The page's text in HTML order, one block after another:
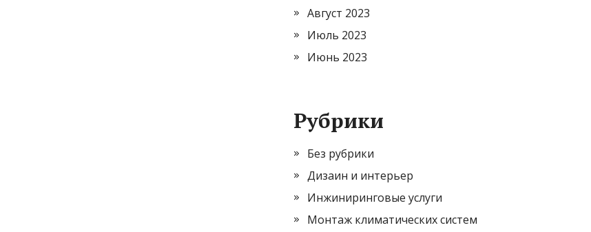
Август 2023
Июль 2023
Июнь 2023
Рубрики
Без рубрики
Дизаин и интерьер
Инжиниринговые услуги
Монтаж климатических систем